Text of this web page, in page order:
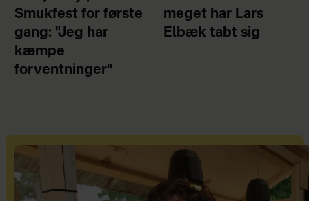
Smukfest for første
gang: "Jeg har
kæmpe
forventninger"
meget har Lars
Elbæk tabt sig